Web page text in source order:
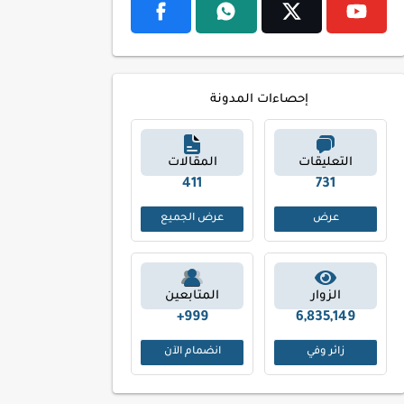
إحصاءات المدونة
التعليقات
866
عرض
المقالات
494
عرض الجميع
الزوار
6,835,149
زائر وفي
المتابعين
999+
انضمام الآن